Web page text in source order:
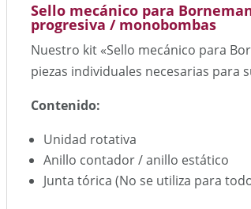
Sello mecánico para
progresiva / monobombas
Nuestro kit «Sello mecánico para
piezas individuales necesarias para
Contenido:
Unidad rotativa
Anillo contador / anillo estático
Junta tórica (No se utiliza para